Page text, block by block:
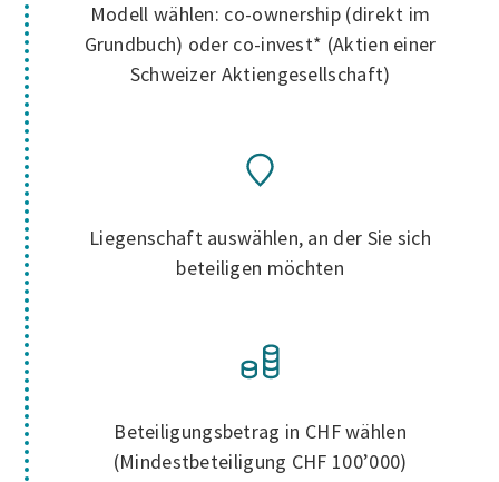
Modell wählen: co-ownership (direkt im
Grundbuch) oder co-invest* (Aktien einer
Schweizer Aktiengesellschaft)
Liegenschaft auswählen, an der Sie sich
beteiligen möchten
Beteiligungsbetrag in CHF wählen
(Mindestbeteiligung CHF 100’000)